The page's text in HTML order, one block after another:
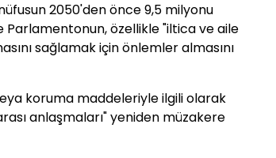
2050'den önce 9,5 milyonu
Parlamentonun, özellikle "iltica ve aile
sağlamak için önlemler almasını
koruma maddeleriyle ilgili olarak
anlaşmaları" yeniden müzakere